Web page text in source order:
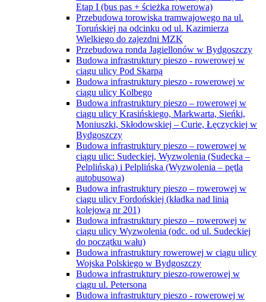
Etap I (bus pas + ścieżka rowerowa)
Przebudowa torowiska tramwajowego na ul.
Toruńskiej na odcinku od ul. Kazimierza
Wielkiego do zajezdni MZK
Przebudowa ronda Jagiellonów w Bydgoszczy
Budowa infrastruktury pieszo - rowerowej w
ciągu ulicy Pod Skarpą
Budowa infrastruktury pieszo - rowerowej w
ciągu ulicy Kolbego
Budowa infrastruktury pieszo – rowerowej w
ciągu ulicy Krasińskiego, Markwarta, Sieńki,
Moniuszki, Skłodowskiej – Curie, Łęczyckiej w
Bydgoszczy
Budowa infrastruktury pieszo – rowerowej w
ciągu ulic: Sudeckiej, Wyzwolenia (Sudecka –
Pelplińska) i Pelplińska (Wyzwolenia – pętla
autobusowa)
Budowa infrastruktury pieszo – rowerowej w
ciągu ulicy Fordońskiej (kładka nad linią
kolejową nr 201)
Budowa infrastruktury pieszo – rowerowej w
ciągu ulicy Wyzwolenia (odc. od ul. Sudeckiej
do początku wału)
Budowa infrastruktury rowerowej w ciągu ulicy
Wojska Polskiego w Bydgoszczy
Budowa infrastruktury pieszo-rowerowej w
ciągu ul. Petersona
Budowa infrastruktury pieszo - rowerowej w